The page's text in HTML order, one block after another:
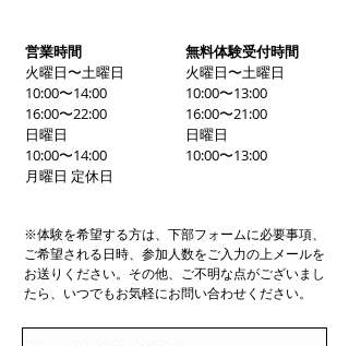
営業時間
火曜日〜土曜日
10:00〜14:00
16:00〜22:00
日曜日
10:00〜14:00
月曜日 定休日
無料体験受付時間
火曜日〜土曜日
10:00〜13:00
16:00〜21:00
日曜日
10:00〜13:00
※体験を希望する方は、下部フォームに必要事項、
ご希望される日時、参加人数をご入力の上メールを
お送りください。その他、ご不明な点がございまし
たら、いつでもお気軽にお問い合わせください。